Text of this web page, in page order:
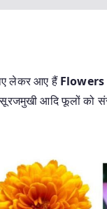
लेकर आए हैं
आदि फूलों को